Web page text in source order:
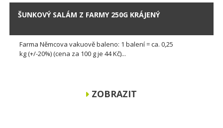
ŠUNKOVÝ SALÁM Z FARMY 250G KRÁJENÝ
Farma Němcova vakuově baleno: 1 balení = ca. 0,25
kg (+/-20%) (cena za 100 g je 44 Kč)...
ZOBRAZIT